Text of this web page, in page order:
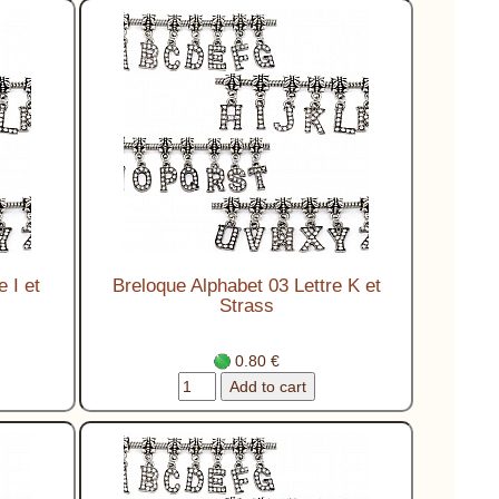
I et
Breloque Alphabet 03 Lettre K et
Strass
0.80 €